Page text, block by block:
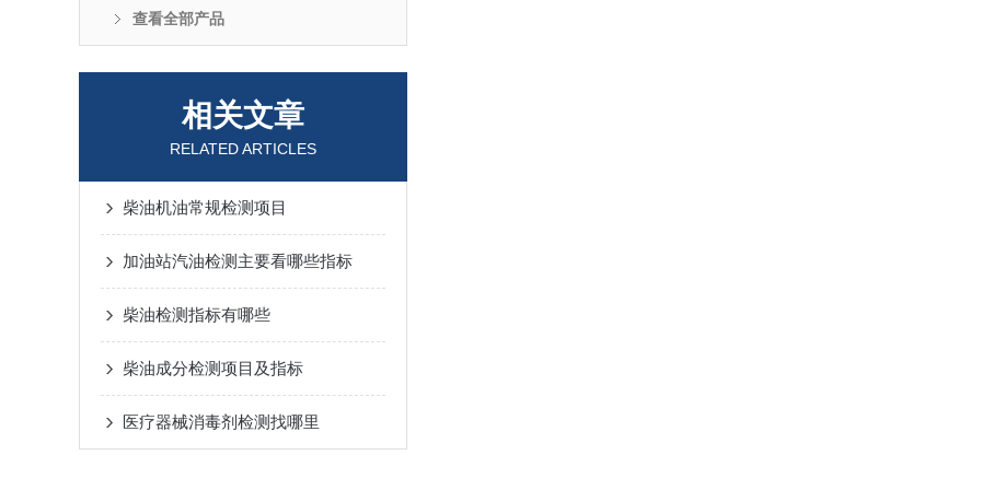
查看全部产品
相关文章
RELATED ARTICLES
柴油机油常规检测项目
加油站汽油检测主要看哪些指标
柴油检测指标有哪些
柴油成分检测项目及指标
医疗器械消毒剂检测找哪里